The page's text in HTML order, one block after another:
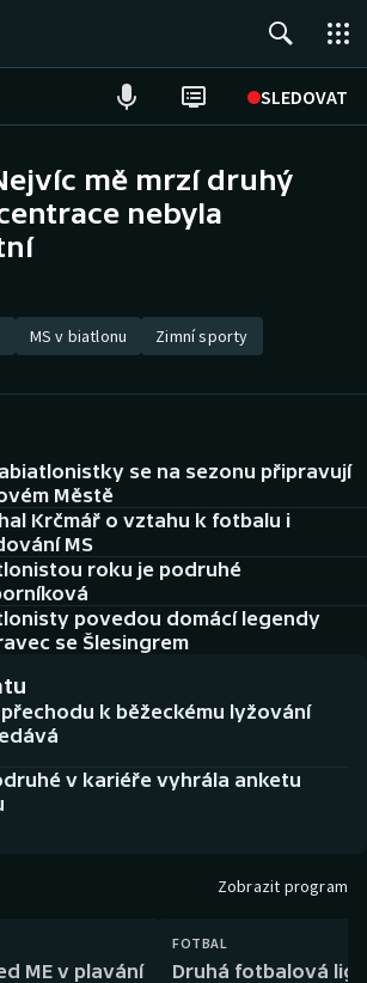
SLEDOVAT
mě mrzí druhý
nebyla
MS v biatlonu Zimní sporty
se na sezonu připravují
Městě
Krčmář o vztahu k fotbalu i
MS
roku je podruhé
povedou domácí legendy
se Šlesingrem
k běžeckému lyžování
v kariéře vyhrála anketu
Zobrazit program
ME v plavání
FOTBAL
Druhá fotbalová